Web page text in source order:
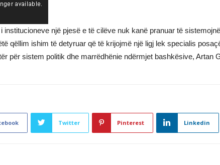
institucioneve një pjesë e të cilëve nuk kanë pranuar të
qëllim ishim të detyruar që të krijojmë një ligj lek specialis
për sistem politik dhe marrëdhënie ndërmjet bashkësive, Artan
Twitter Pinterest Linkedin